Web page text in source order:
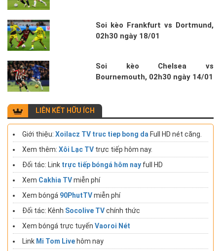
Soi kèo Frankfurt vs Dortmund,
02h30 ngày 18/01
Soi kèo Chelsea vs
Bournemouth, 02h30 ngày 14/01
LIÊN KẾT HỮU ÍCH
Giới thiệu: Xoilacz TV truc tiep bong da Full HD nét căng.
Xem thêm: Xôi Lạc TV trực tiếp hôm nay.
Đối tác: Link trực tiếp bóngá hôm nay full HD
Xem Cakhia TVmiễn phí
Xem bóngá 90PhutTVmiễn phí
Đối tác: Kênh Socolive TVchính thức
Xem bóngá trực tuyến Vaoroi Nét
Link Mi Tom Live hôm nay